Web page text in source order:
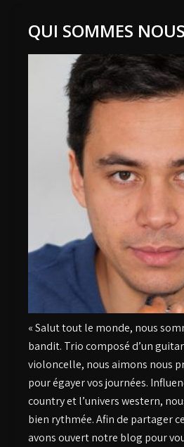
QUI SOMMES
« Salut tout le monde, nous
bandit. Trio composé d’un
violoncelle, nous aimons nous
pour égayer vos journées.
country et l’univers western,
bien rythmée. Afin de partager
avons ouvert notre blog pour